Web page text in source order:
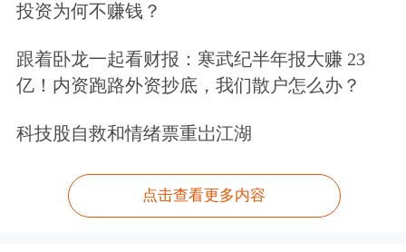
投资为何不赚钱？
跟着卧龙一起看财报：寒武纪半年报大赚 23
亿！内资跑路外资抄底，我们散户怎么办？
科技股自救和情绪票重岀江湖
点击查看更多内容